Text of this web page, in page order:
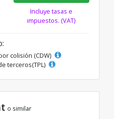
Incluye tasas e
impuestos. (VAT)
colisión (CDW)
terceros(TPL)
o similar